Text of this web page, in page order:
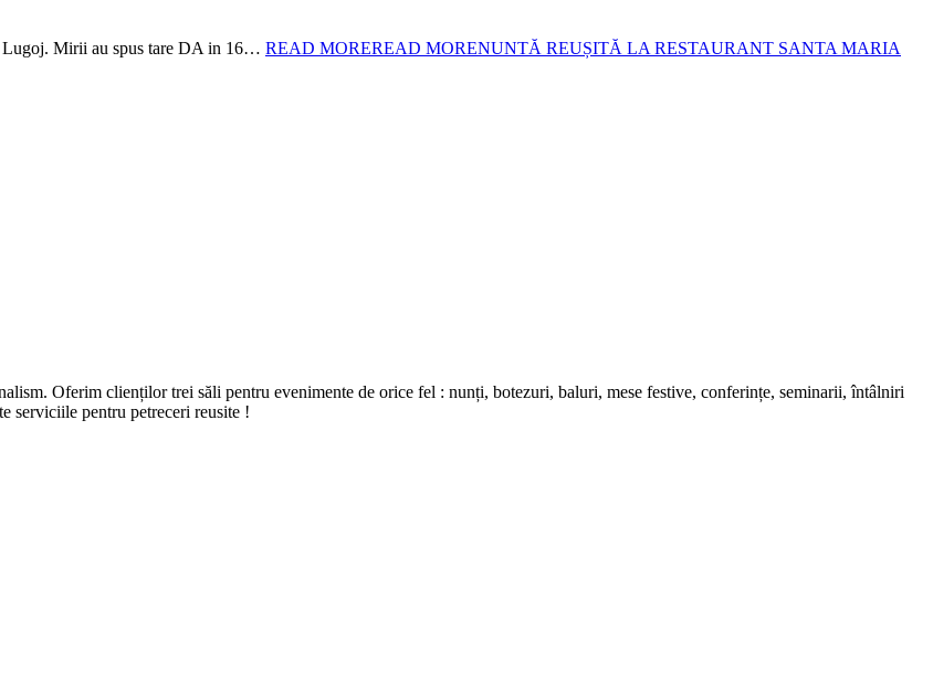
Lugoj. Mirii au spus tare DA in 16… READ MOREREAD MORENUNTĂ REUȘITĂ LA RESTAURANT SANTA MARIA
Oferim clienților trei săli pentru evenimente de orice fel : nunți, botezuri, baluri, mese festive, conferințe, seminarii, întâlniri
serviciile pentru petreceri reusite !